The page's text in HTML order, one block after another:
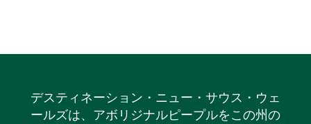
デスティネーション・ニュー・サウス・ウェ
ールズは、アボリジナルピープルをこの州の